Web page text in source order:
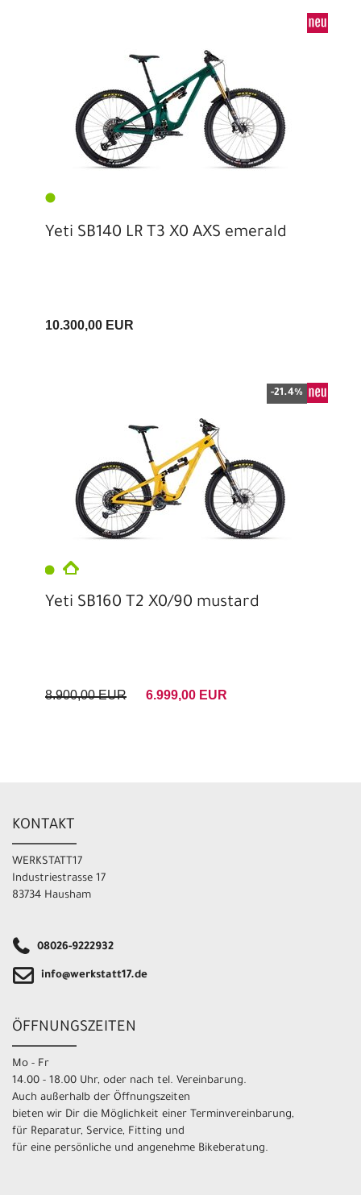
Yeti SB140 LR T3 X0 AXS emerald
10.300,00 EUR
-21.4%
Yeti SB160 T2 X0/90 mustard
8.900,00 EUR 6.999,00 EUR
KONTAKT
WERKSTATT17
Industriestrasse 17
83734 Hausham
08026-9222932
info@werkstatt17.de
ÖFFNUNGSZEITEN
Mo - Fr
14.00 - 18.00 Uhr, oder nach tel. Vereinbarung.
Auch außerhalb der Öffnungszeiten
bieten wir Dir die Möglichkeit einer Terminvereinbarung,
für Reparatur, Service, Fitting und
für eine persönliche und angenehme Bikeberatung.